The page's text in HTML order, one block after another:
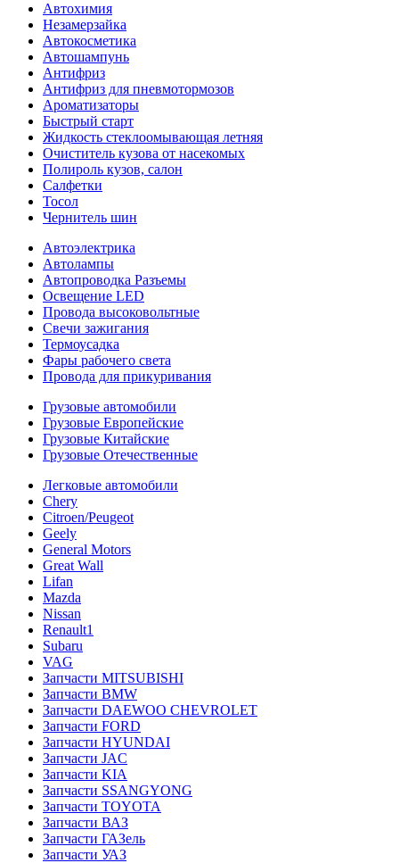
Автохимия
Незамерзайка
Автокосметика
Автошампунь
Антифриз
Антифриз для пневмотормозов
Ароматизаторы
Быстрый старт
Жидкость стеклоомывающая летняя
Очиститель кузова от насекомых
Полироль кузов, салон
Салфетки
Тосол
Чернитель шин
Автоэлектрика
Автолампы
Автопроводка Разъемы
Освещение LED
Провода высоковольтные
Свечи зажигания
Термоусадка
Фары рабочего света
Провода для прикуривания
Грузовые автомобили
Грузовые Европейские
Грузовые Китайские
Грузовые Отечественные
Легковые автомобили
Chery
Citroen/Peugeot
Geely
General Motors
Great Wall
Lifan
Mazda
Nissan
Renault1
Subaru
VAG
Запчасти MITSUBISHI
Запчасти BMW
Запчасти DAEWOO CHEVROLET
Запчасти FORD
Запчасти HYUNDAI
Запчасти JAC
Запчасти KIA
Запчасти SSANGYONG
Запчасти TOYOTA
Запчасти ВАЗ
Запчасти ГАЗель
Запчасти УАЗ